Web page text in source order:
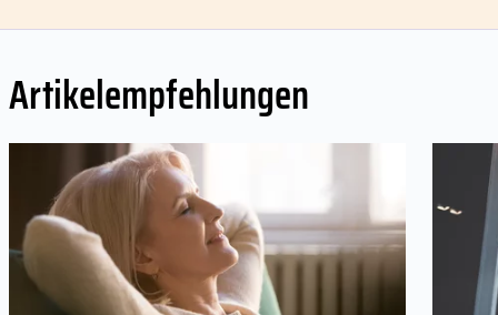
Artikelempfehlungen